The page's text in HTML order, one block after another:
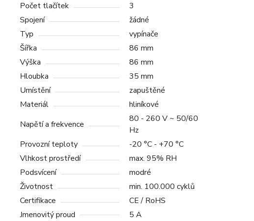
Počet tlačítek
3
Spojení
žádné
Typ
vypínače
Šířka
86 mm
Výška
86 mm
Hloubka
35 mm
Umístění
zapuštěné
Materiál
hliníkové
Napětí a frekvence
80 - 260 V ~ 50/60
Hz
Provozní teploty
-20 °C - +70 °C
Vlhkost prostředí
max. 95% RH
Podsvícení
modré
Životnost
min. 100.000 cyklů
Certifikace
CE / RoHS
Jmenovitý proud
5 A